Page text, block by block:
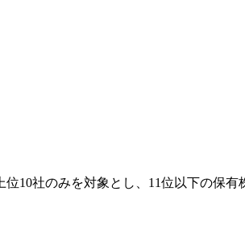
10社のみを対象とし、11位以下の保